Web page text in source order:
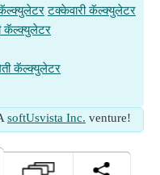
टक्केवारी कॅल्क्युलेटर
कॅल्क्युलेटर
कॅल्क्युलेटर
softUsvista Inc. venture!